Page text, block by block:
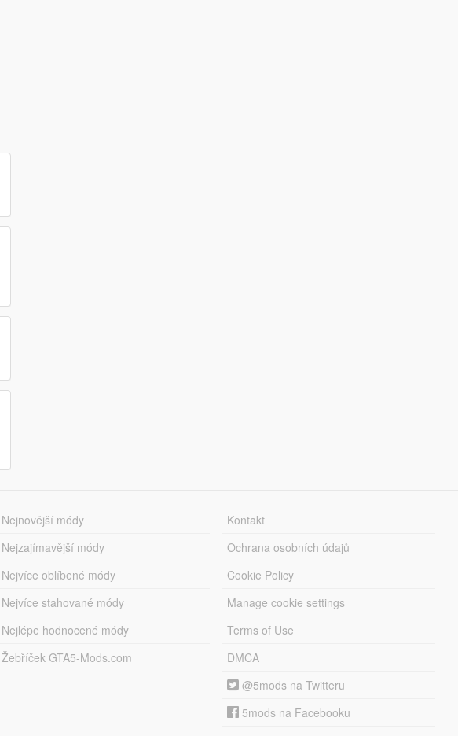
Nejnovější módy
Nejzajímavější módy
Nejvíce oblíbené módy
Nejvíce stahované módy
Nejlépe hodnocené módy
Žebříček GTA5-Mods.com
Kontakt
Ochrana osobních údajů
Cookie Policy
Manage cookie settings
Terms of Use
DMCA
@5mods na Twitteru
5mods na Facebooku